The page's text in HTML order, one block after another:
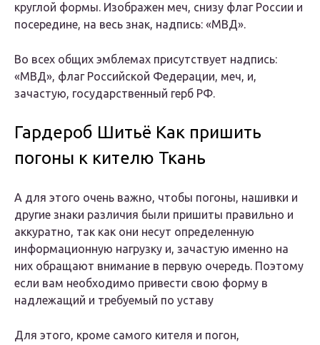
круглой формы. Изображен меч, снизу флаг России и
посередине, на весь знак, надпись: «МВД».
Во всех общих эмблемах присутствует надпись:
«МВД», флаг Российской Федерации, меч, и,
зачастую, государственный герб РФ.
Гардероб Шитьё Как пришить
погоны к кителю Ткань
А для этого очень важно, чтобы погоны, нашивки и
другие знаки различия были пришиты правильно и
аккуратно, так как они несут определенную
информационную нагрузку и, зачастую именно на
них обращают внимание в первую очередь. Поэтому
если вам необходимо привести свою форму в
надлежащий и требуемый по уставу
Для этого, кроме самого кителя и погон,